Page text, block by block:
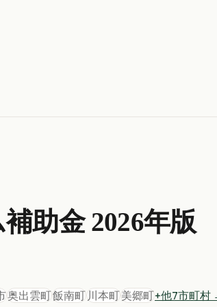
補助金 2026年版
奥出雲町飯南町川本町美郷町+他7市町村